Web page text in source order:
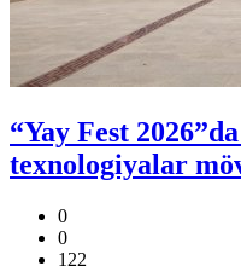
“Yay Fest
texnologiyalar
0
0
122